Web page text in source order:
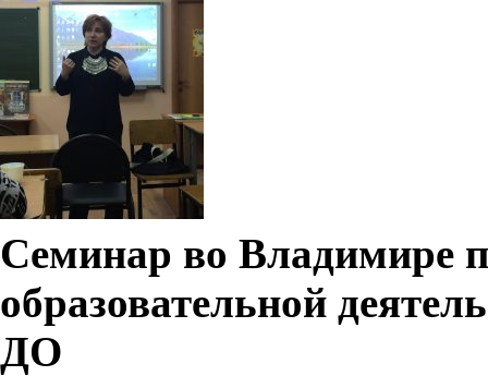
Семинар во Владимире
образовательной
ДО